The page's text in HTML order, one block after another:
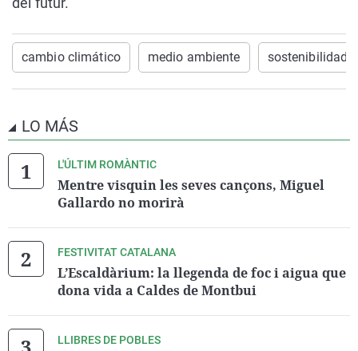
cambio climático medio ambiente sostenibilidad
LO MÁS
L'ÚLTIM ROMÀNTIC
Mentre visquin les seves cançons, Miguel
Gallardo no morirà
FESTIVITAT CATALANA
L’Escaldàrium: la llegenda de foc i aigua que
dona vida a Caldes de Montbui
LLIBRES DE POBLES